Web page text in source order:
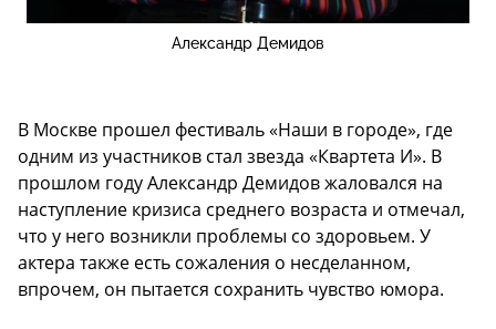
Александр Демидов
В Москве прошел фестиваль «Наши в городе», где
одним из участников стал звезда «Квартета И». В
прошлом году Александр Демидов жаловался на
наступление кризиса среднего возраста и отмечал,
что у него возникли проблемы со здоровьем. У
актера также есть сожаления о несделанном,
впрочем, он пытается сохранить чувство юмора.